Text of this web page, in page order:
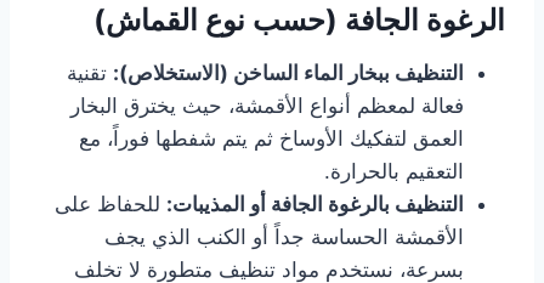
الرغوة الجافة (حسب نوع القماش)
التنظيف ببخار الماء الساخن (الاستخلاص): تقنية
فعالة لمعظم أنواع الأقمشة، حيث يخترق البخار
العمق لتفكيك الأوساخ ثم يتم شفطها فوراً، مع
التعقيم بالحرارة.
التنظيف بالرغوة الجافة أو المذيبات: للحفاظ على
الأقمشة الحساسة جداً أو الكنب الذي يجف
بسرعة، نستخدم مواد تنظيف متطورة لا تخلف